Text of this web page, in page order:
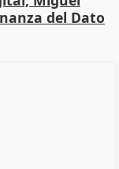
del Dato